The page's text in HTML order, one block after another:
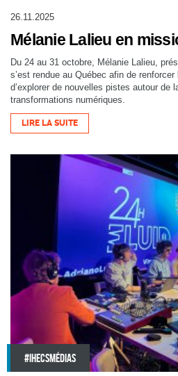
26.11.2025
Mélanie Lalieu en
Du 24 au 31 octobre, Mélanie Lalieu,
s’est rendue au Québec afin de
d’explorer de nouvelles pistes autour de
transformations numériques.
LIRE LA SUITE
#IHECSMÉDIAS